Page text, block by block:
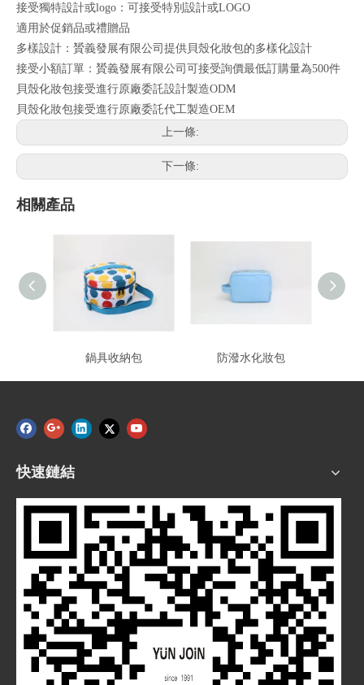
接受獨特設計或logo：可接受特別設計或LOGO
適用於促銷品或禮贈品
多樣設計：贇義發展有限公司提供貝殼化妝包的多樣化設計
接受小額訂單：贇義發展有限公司可接受詢價最低訂購量為500件
貝殼化妝包接受進行原廠委託設計製造ODM
貝殼化妝包接受進行原廠委託代工製造OEM
上一條:
下一條:
相關產品
鍋具收納包 防潑水化妝包
快速鏈結